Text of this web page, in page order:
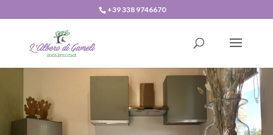
+39 338 9746670